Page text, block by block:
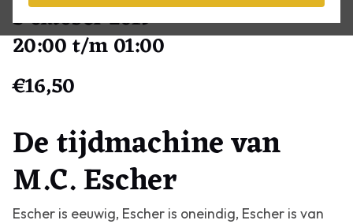
5 oktober 2019
20:00 t/m 01:00
€16,50
De tijdmachine van
M.C. Escher
Escher is eeuwig, Escher is oneindig, Escher is van